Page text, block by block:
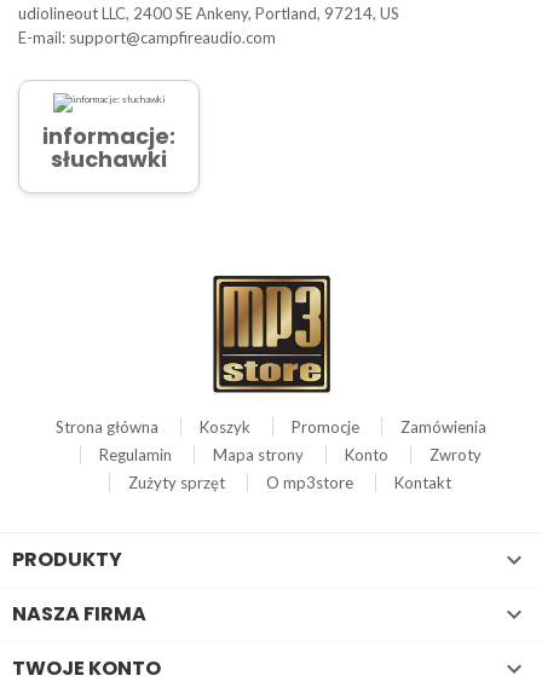
udiolineout LLC, 2400 SE Ankeny, Portland, 97214, US
E-mail: support@campfireaudio.com
informacje:
słuchawki
Strona główna Koszyk Promocje
Zamówienia
Regulamin
Mapa strony Konto
Zwroty
Zużyty sprzęt
O mp3store Kontakt
PRODUKTY 
NASZA FIRMA 
TWOJE KONTO 